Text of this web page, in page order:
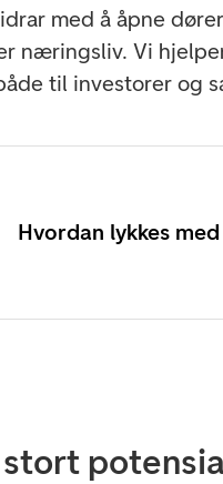
med å åpne
næringsliv. Vi
til investorer og
Hvordan lykkes
stort